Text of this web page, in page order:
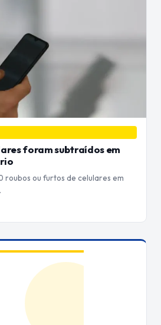
foram subtraídos em
roubos ou furtos de celulares em